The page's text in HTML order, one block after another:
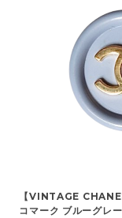
【VINTAGE
コマーク ブルーグ